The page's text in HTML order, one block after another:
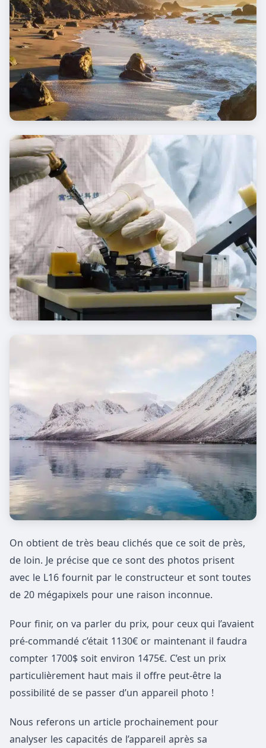
On obtient de très beau clichés que ce soit de près,
de loin. Je précise que ce sont des photos prisent
avec le L16 fournit par le constructeur et sont toutes
de 20 mégapixels pour une raison inconnue.
Pour finir, on va parler du prix, pour ceux qui l’avaient
pré-commandé c’était 1130€ or maintenant il faudra
compter 1700$ soit environ 1475€. C’est un prix
particulièrement haut mais il offre peut-être la
possibilité de se passer d’un appareil photo !
Nous referons un article prochainement pour
analyser les capacités de l’appareil après sa